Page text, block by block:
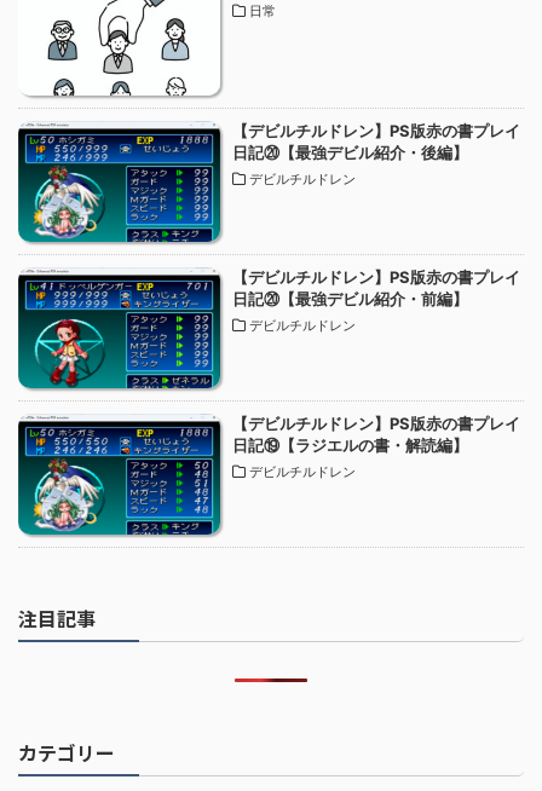
日常
【デビルチルドレン】PS版赤の書プレイ
日記⑳【最強デビル紹介・後編】
デビルチルドレン
【デビルチルドレン】PS版赤の書プレイ
日記⑳【最強デビル紹介・前編】
デビルチルドレン
【デビルチルドレン】PS版赤の書プレイ
日記⑲【ラジエルの書・解読編】
デビルチルドレン
注目記事
カテゴリー